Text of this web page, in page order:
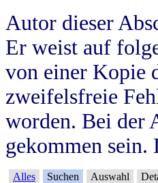
Autor dieser
Er weist auf
von einer Kopie
zweifelsfreie
worden. Bei der
gekommen
Alles Suchen Auswahl